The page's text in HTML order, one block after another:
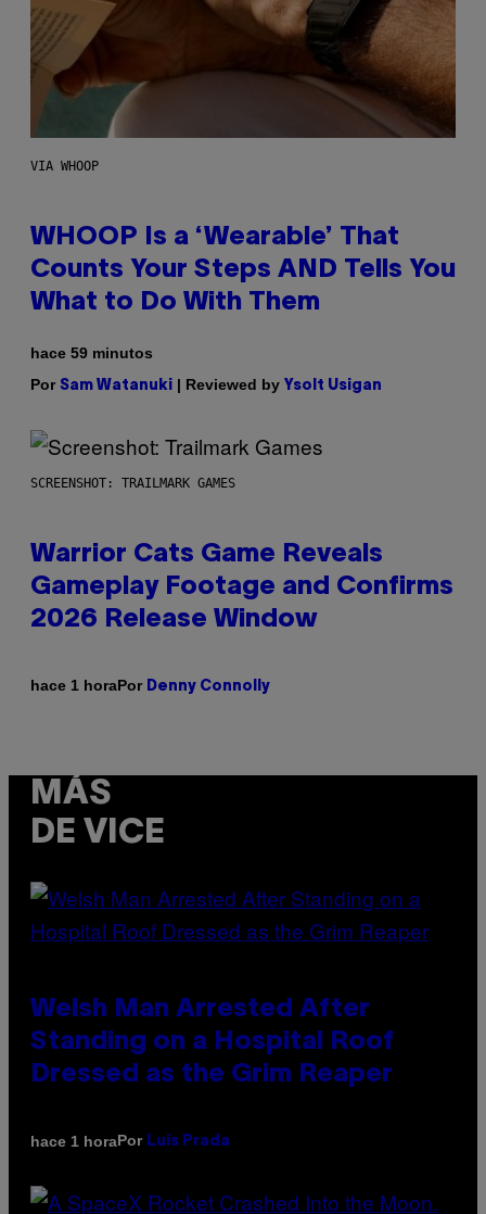
VIA WHOOP
WHOOP Is a ‘Wearable’ That
Counts Your Steps AND Tells You
What to Do With Them
hace 59 minutos
Por Sam Watanuki | Reviewed by Ysolt Usigan
SCREENSHOT: TRAILMARK GAMES
Warrior Cats Game Reveals
Gameplay Footage and Confirms
2026 Release Window
hace 1 horaPor Denny Connolly
MÁS
DE VICE
Welsh Man Arrested After
Standing on a Hospital Roof
Dressed as the Grim Reaper
hace 1 horaPor Luis Prada